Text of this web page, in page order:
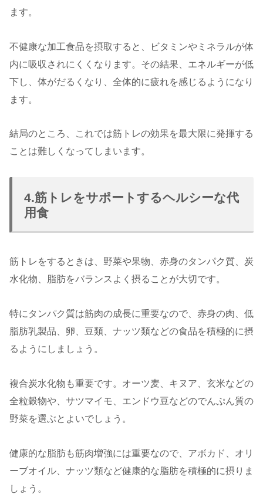
ます。
不健康な加工食品を摂取すると、ビタミンやミネラルが体
内に吸収されにくくなります。その結果、エネルギーが低
下し、体がだるくなり、全体的に疲れを感じるようになり
ます。
結局のところ、これでは筋トレの効果を最大限に発揮する
ことは難しくなってしまいます。
4.筋トレをサポートするヘルシーな代
用食
筋トレをするときは、野菜や果物、赤身のタンパク質、炭
水化物、脂肪をバランスよく摂ることが大切です。
特にタンパク質は筋肉の成長に重要なので、赤身の肉、低
脂肪乳製品、卵、豆類、ナッツ類などの食品を積極的に摂
るようにしましょう。
複合炭水化物も重要です。オーツ麦、キヌア、玄米などの
全粒穀物や、サツマイモ、エンドウ豆などのでんぷん質の
野菜を選ぶとよいでしょう。
健康的な脂肪も筋肉増強には重要なので、アボカド、オリ
ーブオイル、ナッツ類など健康的な脂肪を積極的に摂りま
しょう。